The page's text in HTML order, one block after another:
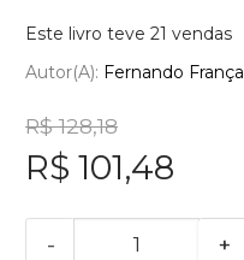
Este livro teve 21 vendas
Autor(a): Fernando França
R$ 128,18
R$ 101,48
- +